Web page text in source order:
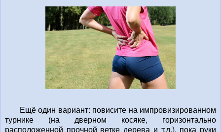
Ещё один вариант: повисите на импровизированном
турнике (на дверном косяке, горизонтально
расположенной прочной ветке дерева и т.д.), пока руки